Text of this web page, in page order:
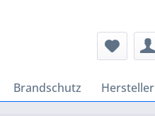
Brandschutz Hersteller